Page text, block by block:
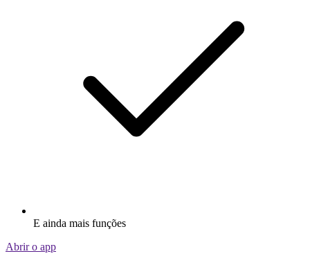
E ainda mais funções
Abrir o app